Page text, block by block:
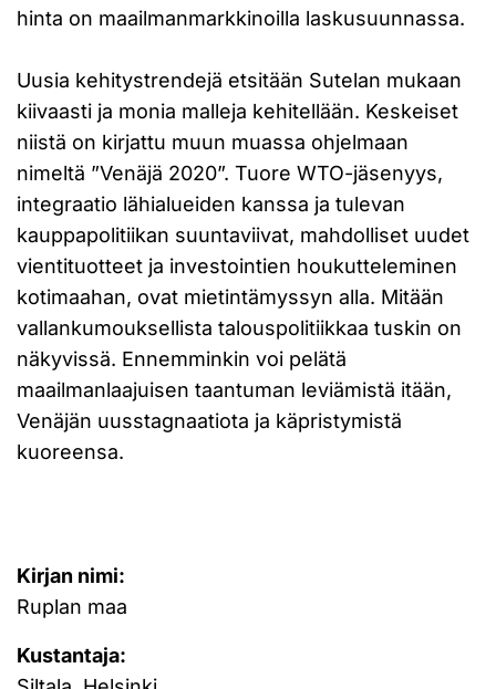
hinta on maailmanmarkkinoilla laskusuunnassa.
Uusia kehitystrendejä etsitään Sutelan mukaan
kiivaasti ja monia malleja kehitellään. Keskeiset
niistä on kirjattu muun muassa ohjelmaan
nimeltä ”Venäjä 2020”. Tuore WTO-jäsenyys,
integraatio lähialueiden kanssa ja tulevan
kauppapolitiikan suuntaviivat, mahdolliset uudet
vientituotteet ja investointien houkutteleminen
kotimaahan, ovat mietintämyssyn alla. Mitään
vallankumouksellista talouspolitiikkaa tuskin on
näkyvissä. Ennemminkin voi pelätä
maailmanlaajuisen taantuman leviämistä itään,
Venäjän uusstagnaatiota ja käpristymistä
kuoreensa.
Kirjan nimi:
Ruplan maa
Kustantaja: